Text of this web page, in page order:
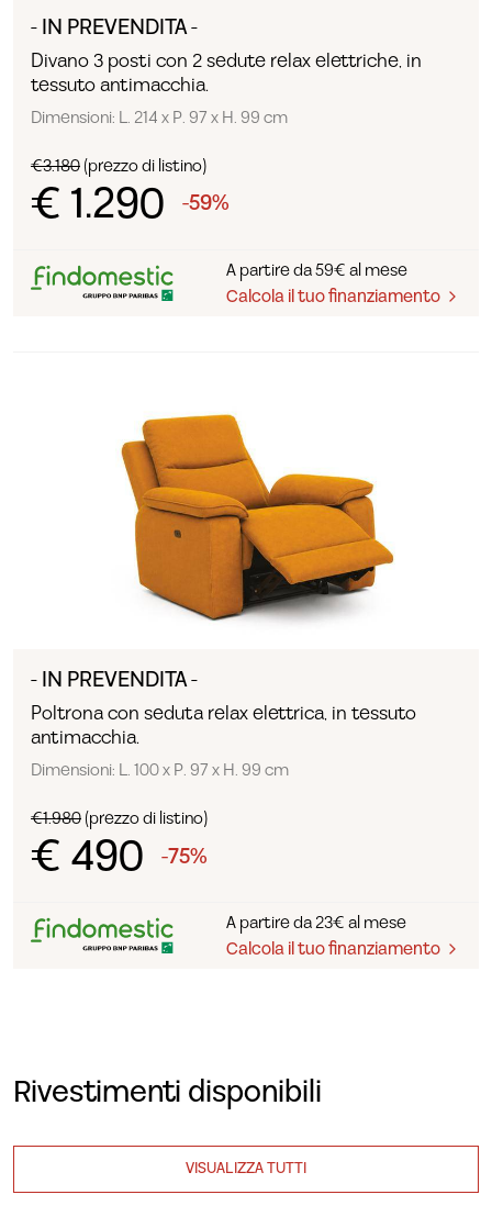
- IN PREVENDITA -
Divano 3 posti con 2 sedute relax elettriche, in
tessuto antimacchia.
Dimensioni: L. 214 x P. 97 x H. 99 cm
€3.180(prezzo di listino)
€ 1.290 -59%
A partire da 59€ al mese
Calcola il tuo finanziamento
- IN PREVENDITA -
Poltrona con seduta relax elettrica, in tessuto
antimacchia.
Dimensioni: L. 100 x P. 97 x H. 99 cm
€1.980(prezzo di listino)
€ 490 -75%
A partire da 23€ al mese
Calcola il tuo finanziamento
Rivestimenti disponibili
VISUALIZZA TUTTI